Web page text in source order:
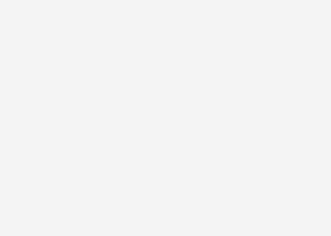
ein gutes Gefühl auf allen
Panorama-